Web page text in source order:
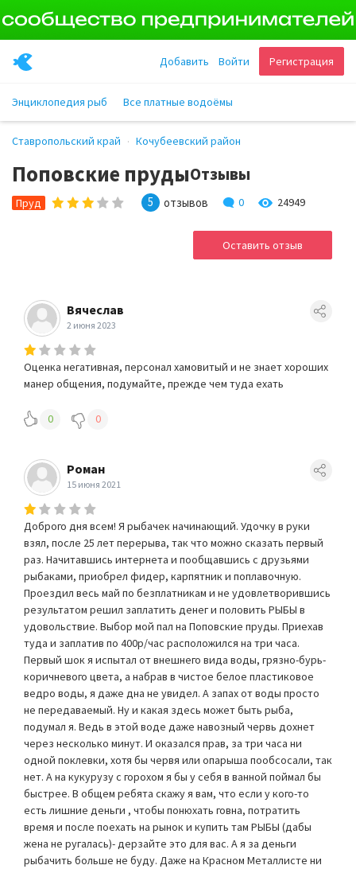
Регистрация
Войти
Добавить
Энциклопедия рыб Все платные водоёмы
Ставропольский край Кочубеевский район
Поповские прудыОтзывы
Пруд 5 отзывов 0 24949
Оставить отзыв
Вячеслав
2 июня 2023
Оценка негативная, персонал хамовитый и не знает хороших
манер общения, подумайте, прежде чем туда ехать
0 0
Роман
15 июня 2021
Доброго дня всем! Я рыбачек начинающий. Удочку в руки
взял, после 25 лет перерыва, так что можно сказать первый
раз. Начитавшись интернета и пообщавшись с друзьями
рыбаками, приобрел фидер, карпятник и поплавочную.
Проездил весь май по безплатникам и не удовлетворившись
результатом решил заплатить денег и половить РЫБЫ в
удовольствие. Выбор мой пал на Поповские пруды. Приехав
туда и заплатив по 400р/час расположился на три часа.
Первый шок я испытал от внешнего вида воды, грязно-бурь-
коричневого цвета, а набрав в чистое белое пластиковое
ведро воды, я даже дна не увидел. А запах от воды просто
не передаваемый. Ну и какая здесь может быть рыба,
подумал я. Ведь в этой воде даже навозный червь дохнет
через несколько минут. И оказался прав, за три часа ни
одной поклевки, хотя бы червя или опарыша пообсосали, так
нет. А на кукурузу с горохом я бы у себя в ванной поймал бы
быстрее. В общем ребята скажу я вам, что если у кого-то
есть лишние деньги , чтобы понюхать говна, потратить
время и после поехать на рынок и купить там РЫБЫ (дабы
жена не ругалась)- дерзайте это для вас. А я за деньги
рыбачить больше не буду. Даже на Красном Металлисте ни